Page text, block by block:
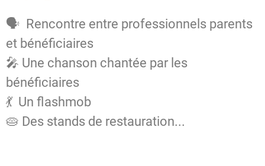
🗣 Rencontre entre professionnels parents
et bénéficiaires
🎤 Une chanson chantée par les
bénéficiaires
💃 Un flashmob
🥧 Des stands de restauration...